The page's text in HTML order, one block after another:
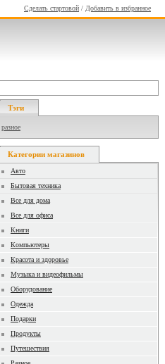
Сделать стартовой / Добавить в избранное
Тэги
разное
Категории магазинов
Авто
Бытовая техника
Все для дома
Все для офиса
Книги
Компьютеры
Красота и здоровье
Музыка и видеофильмы
Оборудование
Одежда
Подарки
Продукты
Путешествия